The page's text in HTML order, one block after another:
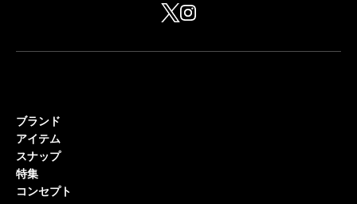
ブランド
アイテム
スナップ
特集
コンセプト